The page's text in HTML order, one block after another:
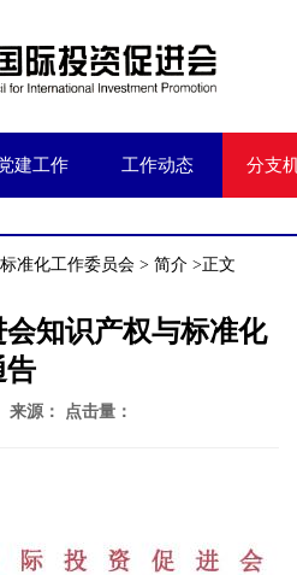
建工作 工作动态 分支
准化工作委员会 > 简介 >正文
知识产权与标准化
告
来源： 点击量：